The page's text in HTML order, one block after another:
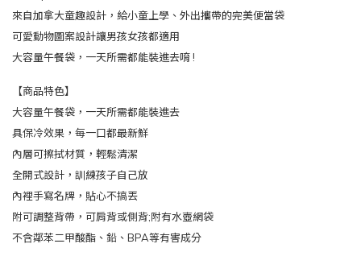
來自加拿大童趣設計，給小童上學、外出攜帶的完美便當袋
可愛動物圖案設計讓男孩女孩都適用
大容量午餐袋，一天所需都能裝進去唷 !
【商品特色】
大容量午餐袋，一天所需都能裝進去
具保冷效果，每一口都最新鮮
內層可擦拭材質，輕鬆清潔
全開式設計，訓練孩子自己放
內裡手寫名牌，貼心不搞丟
附可調整背帶，可肩背或側背;附有水壺網袋
不含鄰苯二甲酸酯、鉛、BPA等有害成分